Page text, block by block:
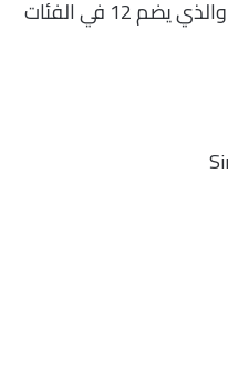
نظام صوتي فاخر من Bose والذي يضم 12 في الفئات